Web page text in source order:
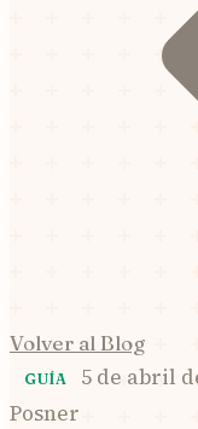
Volver al Blog
GUÍA 5 de abril
Posner